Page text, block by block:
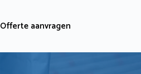
Offerte aanvragen